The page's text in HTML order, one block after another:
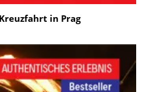
in Prag